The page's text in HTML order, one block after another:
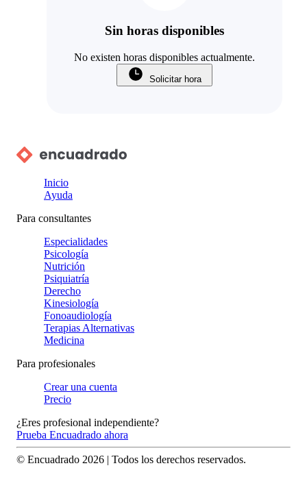
Sin horas disponibles
No existen horas disponibles actualmente.
Solicitar hora
Inicio
Ayuda
Para consultantes
Especialidades
Psicología
Nutrición
Psiquiatría
Derecho
Kinesiología
Fonoaudiología
Terapias Alternativas
Medicina
Para profesionales
Crear una cuenta
Precio
¿Eres profesional independiente?
Prueba Encuadrado ahora
© Encuadrado 2026 | Todos los derechos reservados.